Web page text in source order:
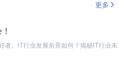
更多
者。IT行业发展前景如何？揭秘IT行业未